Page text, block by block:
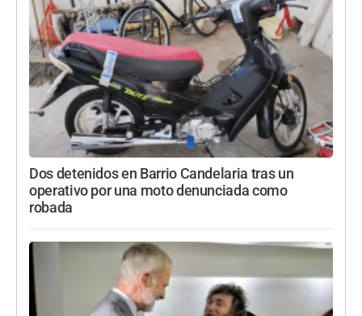
Dos detenidos en Barrio Candelaria tras un
operativo por una moto denunciada como
robada